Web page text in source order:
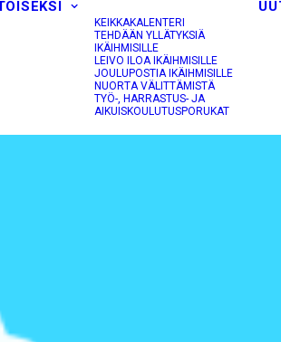
KEIKKAKALENTERI
TEHDÄÄN YLLÄTYKSIÄ
IKÄIHMISILLE
LEIVO ILOA IKÄIHMISILLE
JOULUPOSTIA IKÄIHMISILLE
NUORTA VÄLITTÄMISTÄ
TYÖ-, HARRASTUS- JA
AIKUISKOULUTUSPORUKAT